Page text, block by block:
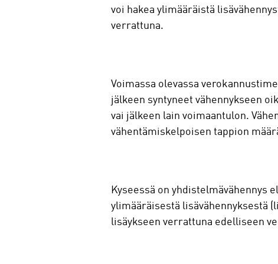
voi hakea ylimääräistä
verrattuna.
Voimassa olevassa
jälkeen syntyneet vähennykseen
vai jälkeen lain voimaantulon.
vähentämiskelpoisen tappion
Kyseessä on yhdistelmävähennys
ylimääräisestä lisävähennyksestä
lisäykseen verrattuna edelliseen